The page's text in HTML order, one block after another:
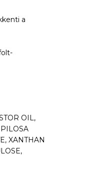
a
OIL,
XANTHAN